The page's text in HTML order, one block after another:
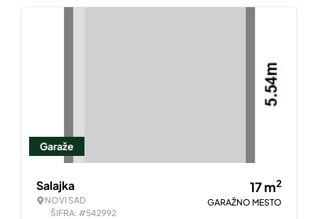
Garaže
Salajka
NOVI SAD
ŠIFRA: #542992
17m2
GARAŽNO MESTO